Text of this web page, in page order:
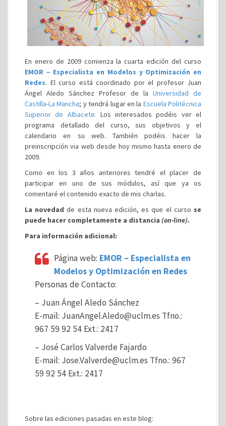
En enero de 2009 comienza la cuarta edición del curso
EMOR – Especialista en Modelos y Optimización en
Redes. El curso está coordinado por el profesor Juan
Ángel Aledo Sánchez Profesor de la Universidad de
Castilla-La Mancha; y tendrá lugar en la Escuela Politécnica
Superior de Albacete. Los interesados podéis ver el
programa detallado del curso, sus objetivos y el
calendario en su web. También podéis hacer la
preinscripción via web desde hoy mismo hasta enero de
2009.
Como en los 3 años anteriores tendré el placer de
participar en uno de sus módulos, así que ya os
comentaré el contenido exacto de mis charlas.
La novedadde esta nueva edición, es que el curso se
puede hacer completamente a distancia (on-line).
Para información adicional:
Página web: EMOR – Especialista en
Modelos y Optimización en Redes
Personas de Contacto:
– Juan Ángel Aledo Sánchez
E-mail: JuanAngel.Aledo@uclm.es Tfno.:
967 59 92 54 Ext.: 2417
– José Carlos Valverde Fajardo
E-mail: Jose.Valverde@uclm.es Tfno.: 967
59 92 54 Ext.: 2417
Sobre las ediciones pasadas en este blog: